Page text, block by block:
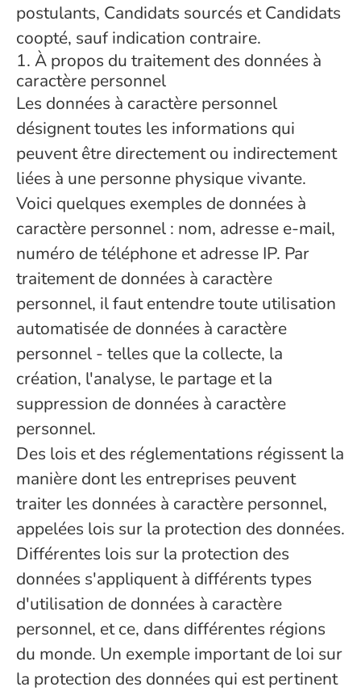
postulants, Candidats sourcés et Candidats
coopté, sauf indication contraire.
1. À propos du traitement des données à
caractère personnel
Les données à caractère personnel
désignent toutes les informations qui
peuvent être directement ou indirectement
liées à une personne physique vivante.
Voici quelques exemples de données à
caractère personnel : nom, adresse e-mail,
numéro de téléphone et adresse IP. Par
traitement de données à caractère
personnel, il faut entendre toute utilisation
automatisée de données à caractère
personnel - telles que la collecte, la
création, l'analyse, le partage et la
suppression de données à caractère
personnel.
Des lois et des réglementations régissent la
manière dont les entreprises peuvent
traiter les données à caractère personnel,
appelées lois sur la protection des données.
Différentes lois sur la protection des
données s'appliquent à différents types
d'utilisation de données à caractère
personnel, et ce, dans différentes régions
du monde. Un exemple important de loi sur
la protection des données qui est pertinent